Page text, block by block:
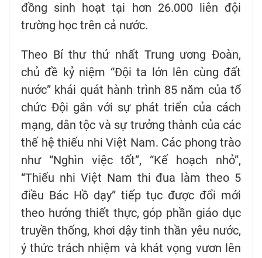
đồng sinh hoạt tại hơn 26.000 liên đội
trường học trên cả nước.
Theo Bí thư thứ nhất Trung ương Đoàn,
chủ đề kỷ niệm “Đội ta lớn lên cùng đất
nước” khái quát hành trình 85 năm của tổ
chức Đội gắn với sự phát triển của cách
mạng, dân tộc và sự trưởng thành của các
thế hệ thiếu nhi Việt Nam. Các phong trào
như “Nghìn việc tốt”, “Kế hoạch nhỏ”,
“Thiếu nhi Việt Nam thi đua làm theo 5
điều Bác Hồ dạy” tiếp tục được đổi mới
theo hướng thiết thực, góp phần giáo dục
truyền thống, khơi dậy tinh thần yêu nước,
ý thức trách nhiệm và khát vọng vươn lên